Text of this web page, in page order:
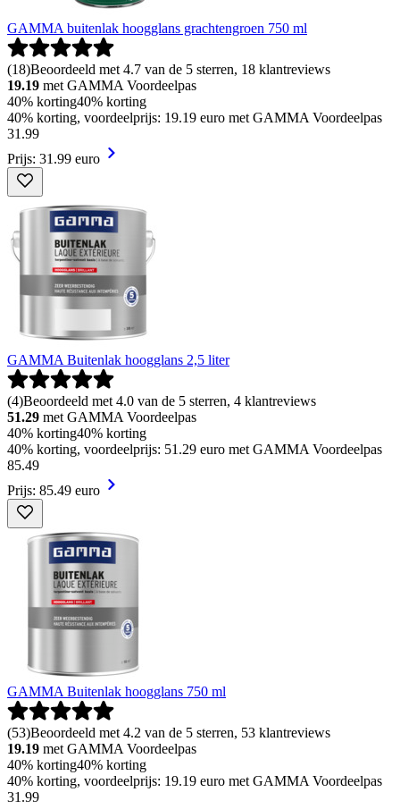
GAMMA buitenlak hoogglans grachtengroen 750 ml
(18)Beoordeeld met 4.7 van de 5 sterren, 18 klantreviews
19.19 met GAMMA Voordeelpas
40% korting40% korting
40% korting, voordeelprijs: 19.19 euro met GAMMA Voordeelpas
31.99
Prijs: 31.99 euro
GAMMA Buitenlak hoogglans 2,5 liter
(4)Beoordeeld met 4.0 van de 5 sterren, 4 klantreviews
51.29 met GAMMA Voordeelpas
40% korting40% korting
40% korting, voordeelprijs: 51.29 euro met GAMMA Voordeelpas
85.49
Prijs: 85.49 euro
GAMMA Buitenlak hoogglans 750 ml
(53)Beoordeeld met 4.2 van de 5 sterren, 53 klantreviews
19.19 met GAMMA Voordeelpas
40% korting40% korting
40% korting, voordeelprijs: 19.19 euro met GAMMA Voordeelpas
31.99